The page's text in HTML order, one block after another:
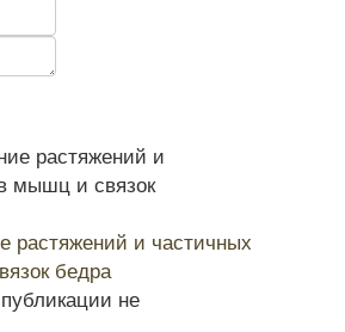
растяжений и частичных
бедра